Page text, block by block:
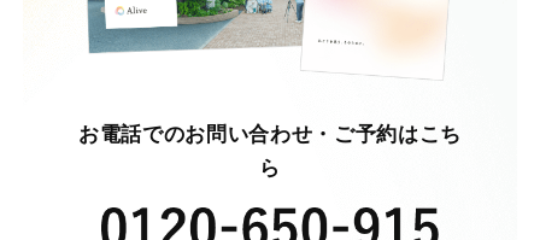
お電話でのお問い合わせ・ご予約はこち
ら